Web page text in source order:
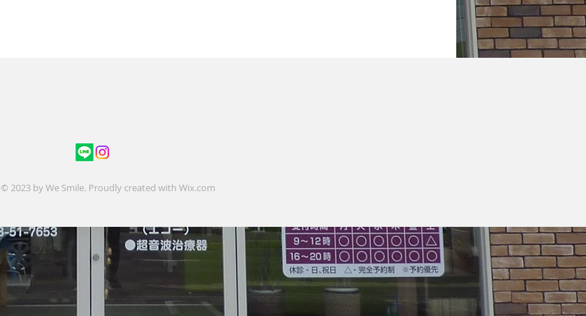
© 2023 by We Smile. Proudly created with Wix.com